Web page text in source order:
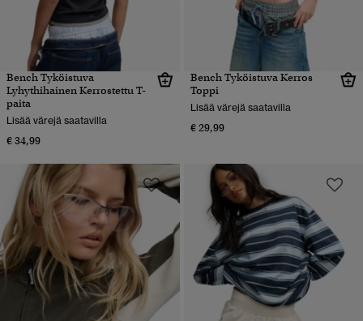
Bench Tyköistuva
Lyhythihainen Kerrostettu T-
paita
Lisää värejä saatavilla
€ 34,99
Bench Tyköistuva Kerros
Toppi
Lisää värejä saatavilla
€ 29,99